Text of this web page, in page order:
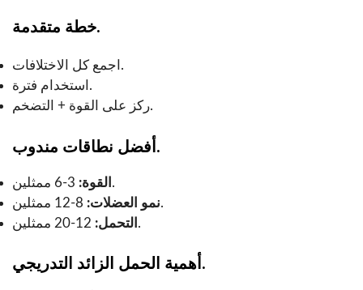
خطة متقدمة.
اجمع كل الاختلافات.
استخدام فترة.
ركز على القوة + التضخم.
أفضل نطاقات مندوب.
القوة: 3-6 ممثلين.
نمو العضلات:8-12 ممثلين.
التحمل: 12-20 ممثلين.
أهمية الحمل الزائد التدريجي.